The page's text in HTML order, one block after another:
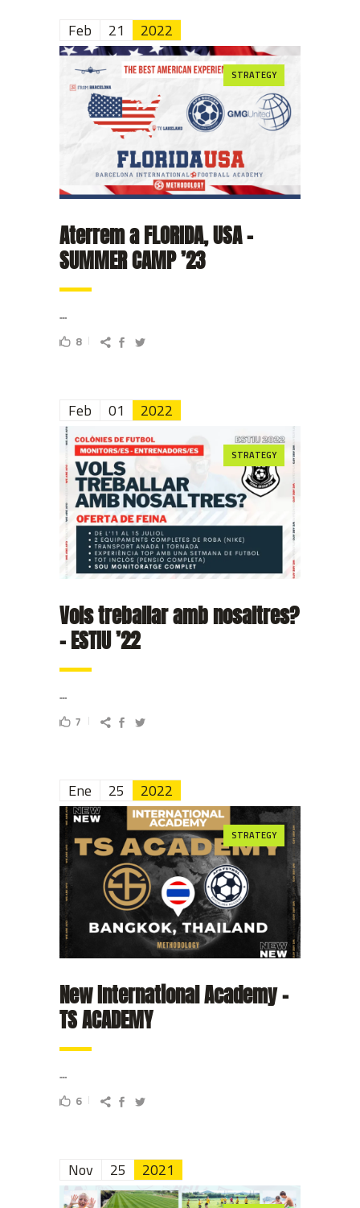
Feb 21 2022
STRATEGY
Aterrem a FLORIDA, USA –
SUMMER CAMP ’23
...
8
Feb 01 2022
STRATEGY
Vols treballar amb nosaltres?
– ESTIU ’22
...
7
Ene 25 2022
STRATEGY
New International Academy –
TS ACADEMY
...
6
Nov 25 2021